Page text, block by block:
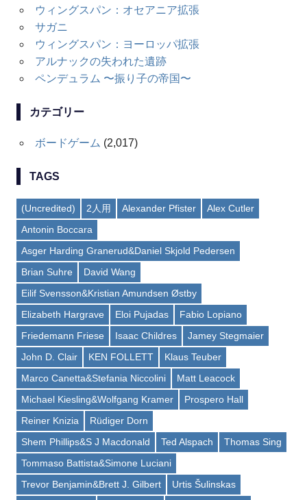
ウィングスパン：オセアニア拡張
サガニ
ウィングスパン：ヨーロッパ拡張
アルナックの失われた遺跡
ペンデュラム 〜振り子の帝国〜
カテゴリー
ボードゲーム (2,017)
TAGS
(Uncredited) 2人用 Alexander Pfister
Alex Cutler
Antonin Boccara
Asger Harding Granerud&Daniel Skjold Pedersen
Brian Suhre
David Wang
Eilif Svensson&Kristian Amundsen Østby
Elizabeth Hargrave
Eloi Pujadas
Fabio Lopiano
Friedemann Friese
Isaac Childres
Jamey Stegmaier
John D. Clair
KEN FOLLETT
Klaus Teuber
Marco Canetta&Stefania Niccolini
Matt Leacock
Michael Kiesling&Wolfgang Kramer
Prospero Hall
Reiner Knizia
Rüdiger Dorn
Shem Phillips&S J Macdonald
Ted Alspach
Thomas Sing
Tommaso Battista&Simone Luciani
Trevor Benjamin&Brett J. Gilbert
Urtis Šulinskas